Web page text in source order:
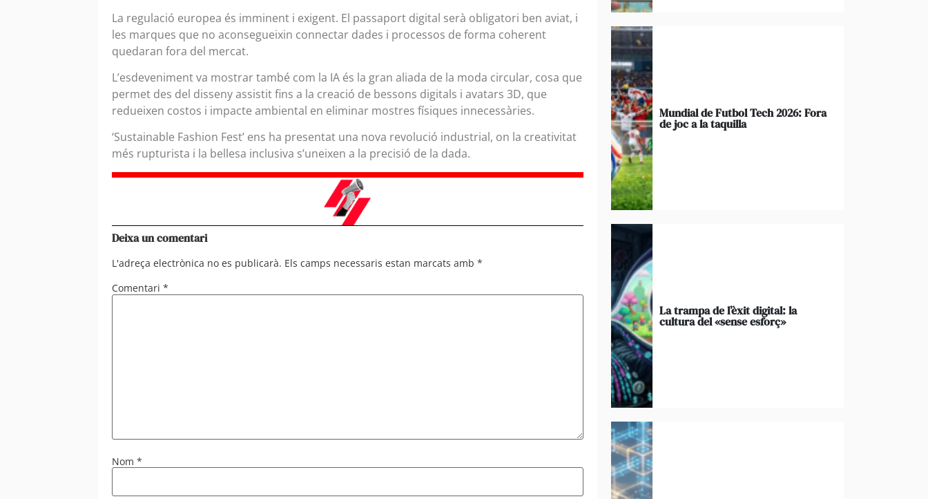
La regulació europea és imminent i exigent. El passaport digital serà obligatori ben aviat, i
les marques que no aconsegueixin connectar dades i processos de forma coherent
quedaran fora del mercat.
L’esdeveniment va mostrar també com la IA és la gran aliada de la moda circular, cosa que
permet des del disseny assistit fins a la creació de bessons digitals i avatars 3D, que
redueixen costos i impacte ambiental en eliminar mostres físiques innecessàries.
‘Sustainable Fashion Fest’ ens ha presentat una nova revolució industrial, on la creativitat
més rupturista i la bellesa inclusiva s’uneixen a la precisió de la dada.
Deixa un comentari
L'adreça electrònica no es publicarà. Els camps necessaris estan marcats amb *
Comentari *
Nom *
Mundial de Futbol Tech 2026: Fora
de joc a la taquilla
La trampa de l’èxit digital: la
cultura del «sense esforç»